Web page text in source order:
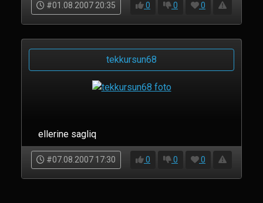
#01.08.2007 20:35 0 0 0
tekkursun68
ellerine sagliq
#07.08.2007 17:30 0 0 0